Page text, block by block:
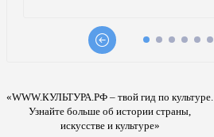
«WWW.КУЛЬТУРА.РФ – твой гид по культуре.
Узнайте больше об истории страны,
искусстве и культуре»